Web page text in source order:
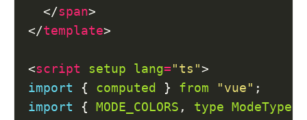
  </
span
</template
<script setup lang= "ts"
import { computed } from "vue"
import { MODE_COLORS , type ModeType